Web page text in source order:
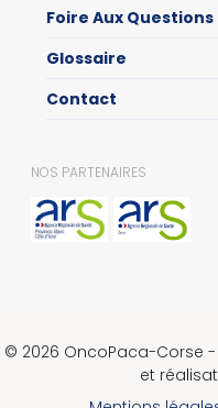
Foire Aux Questions
Glossaire
Contact
NOS PARTENAIRES
© 2026 OncoPaca-Corse
et